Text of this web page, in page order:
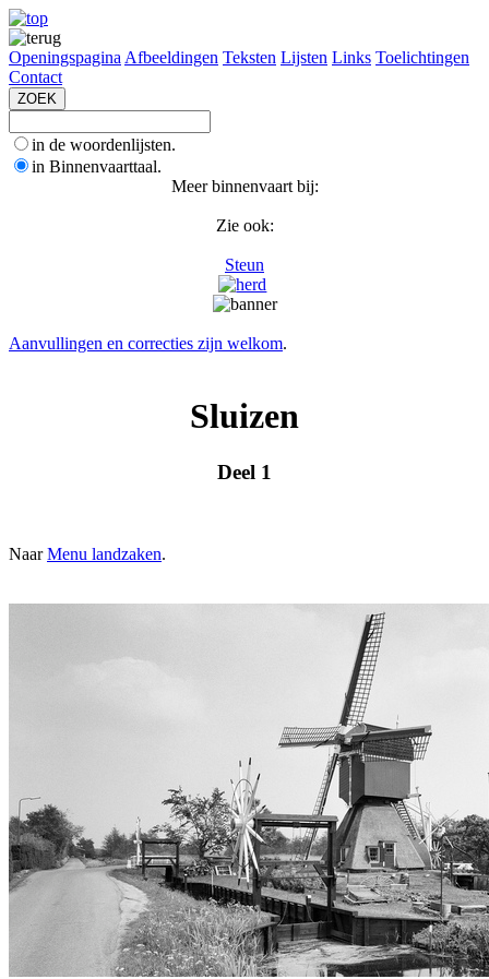
Openingspagina Afbeeldingen Teksten Lijsten Links Toelichtingen
Contact
in de woordenlijsten.
in Binnenvaarttaal.
Meer binnenvaart bij:
Zie ook:
Steun
Aanvullingen en correcties zijn welkom.
Sluizen
Deel 1
NaarMenu landzaken.